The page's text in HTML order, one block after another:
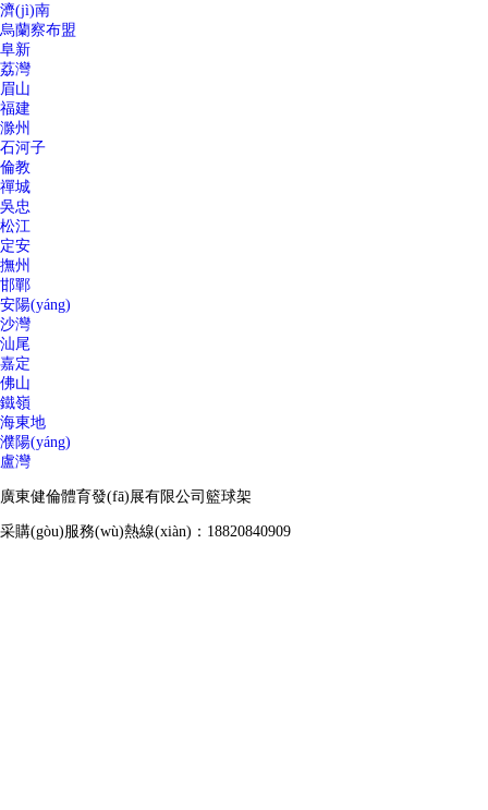
濟(jì)南
烏蘭察布盟
阜新
荔灣
眉山
福建
滁州
石河子
倫教
禪城
吳忠
松江
定安
撫州
邯鄲
安陽(yáng)
沙灣
汕尾
嘉定
佛山
鐵嶺
海東地
濮陽(yáng)
盧灣
廣東健倫體育發(fā)展有限公司籃球架
采購(gòu)服務(wù)熱線(xiàn)：18820840909